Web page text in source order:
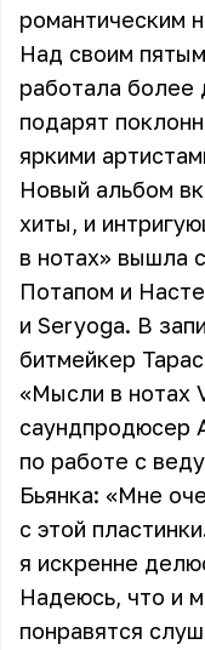
романтическим
Над своим
работала более
подарят
яркими
Новый альбом
хиты, и
в нотах» вышла
Потапом и
и Seryoga. В
битмейкер
«Мысли в нотах
саундпродюсер
по работе с
Бьянка: «Мне
с этой
я искренне
Надеюсь, что и
понравятся